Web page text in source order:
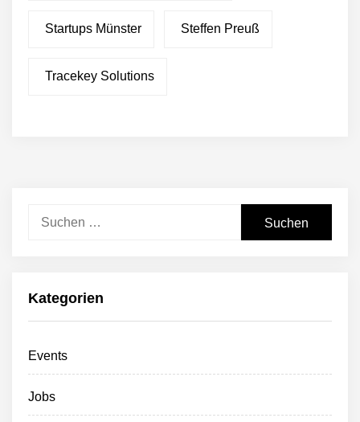
Startups Münster Steffen Preuß
Tracekey Solutions
Kategorien
Events
Jobs